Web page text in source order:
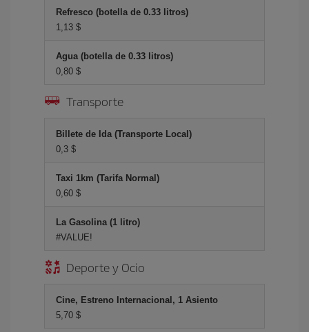
Refresco (botella de 0.33 litros)
1,13 $
Agua (botella de 0.33 litros)
0,80 $
Transporte
Billete de Ida (Transporte Local)
0,3 $
Taxi 1km (Tarifa Normal)
0,60 $
La Gasolina (1 litro)
#VALUE!
Deporte y Ocio
Cine, Estreno Internacional, 1 Asiento
5,70 $